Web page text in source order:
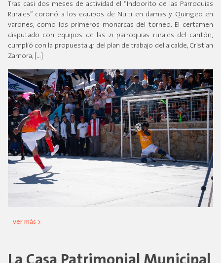
Tras casi dos meses de actividad el “Indoorito de las Parroquias
Rurales” coronó a los equipos de Nulti en damas y Quingeo en
varones, como los primeros monarcas del torneo. El certamen
disputado con equipos de las 21 parroquias rurales del cantón,
cumplió con la propuesta 41 del plan de trabajo del alcalde, Cristian
Zamora, […]
ver más >